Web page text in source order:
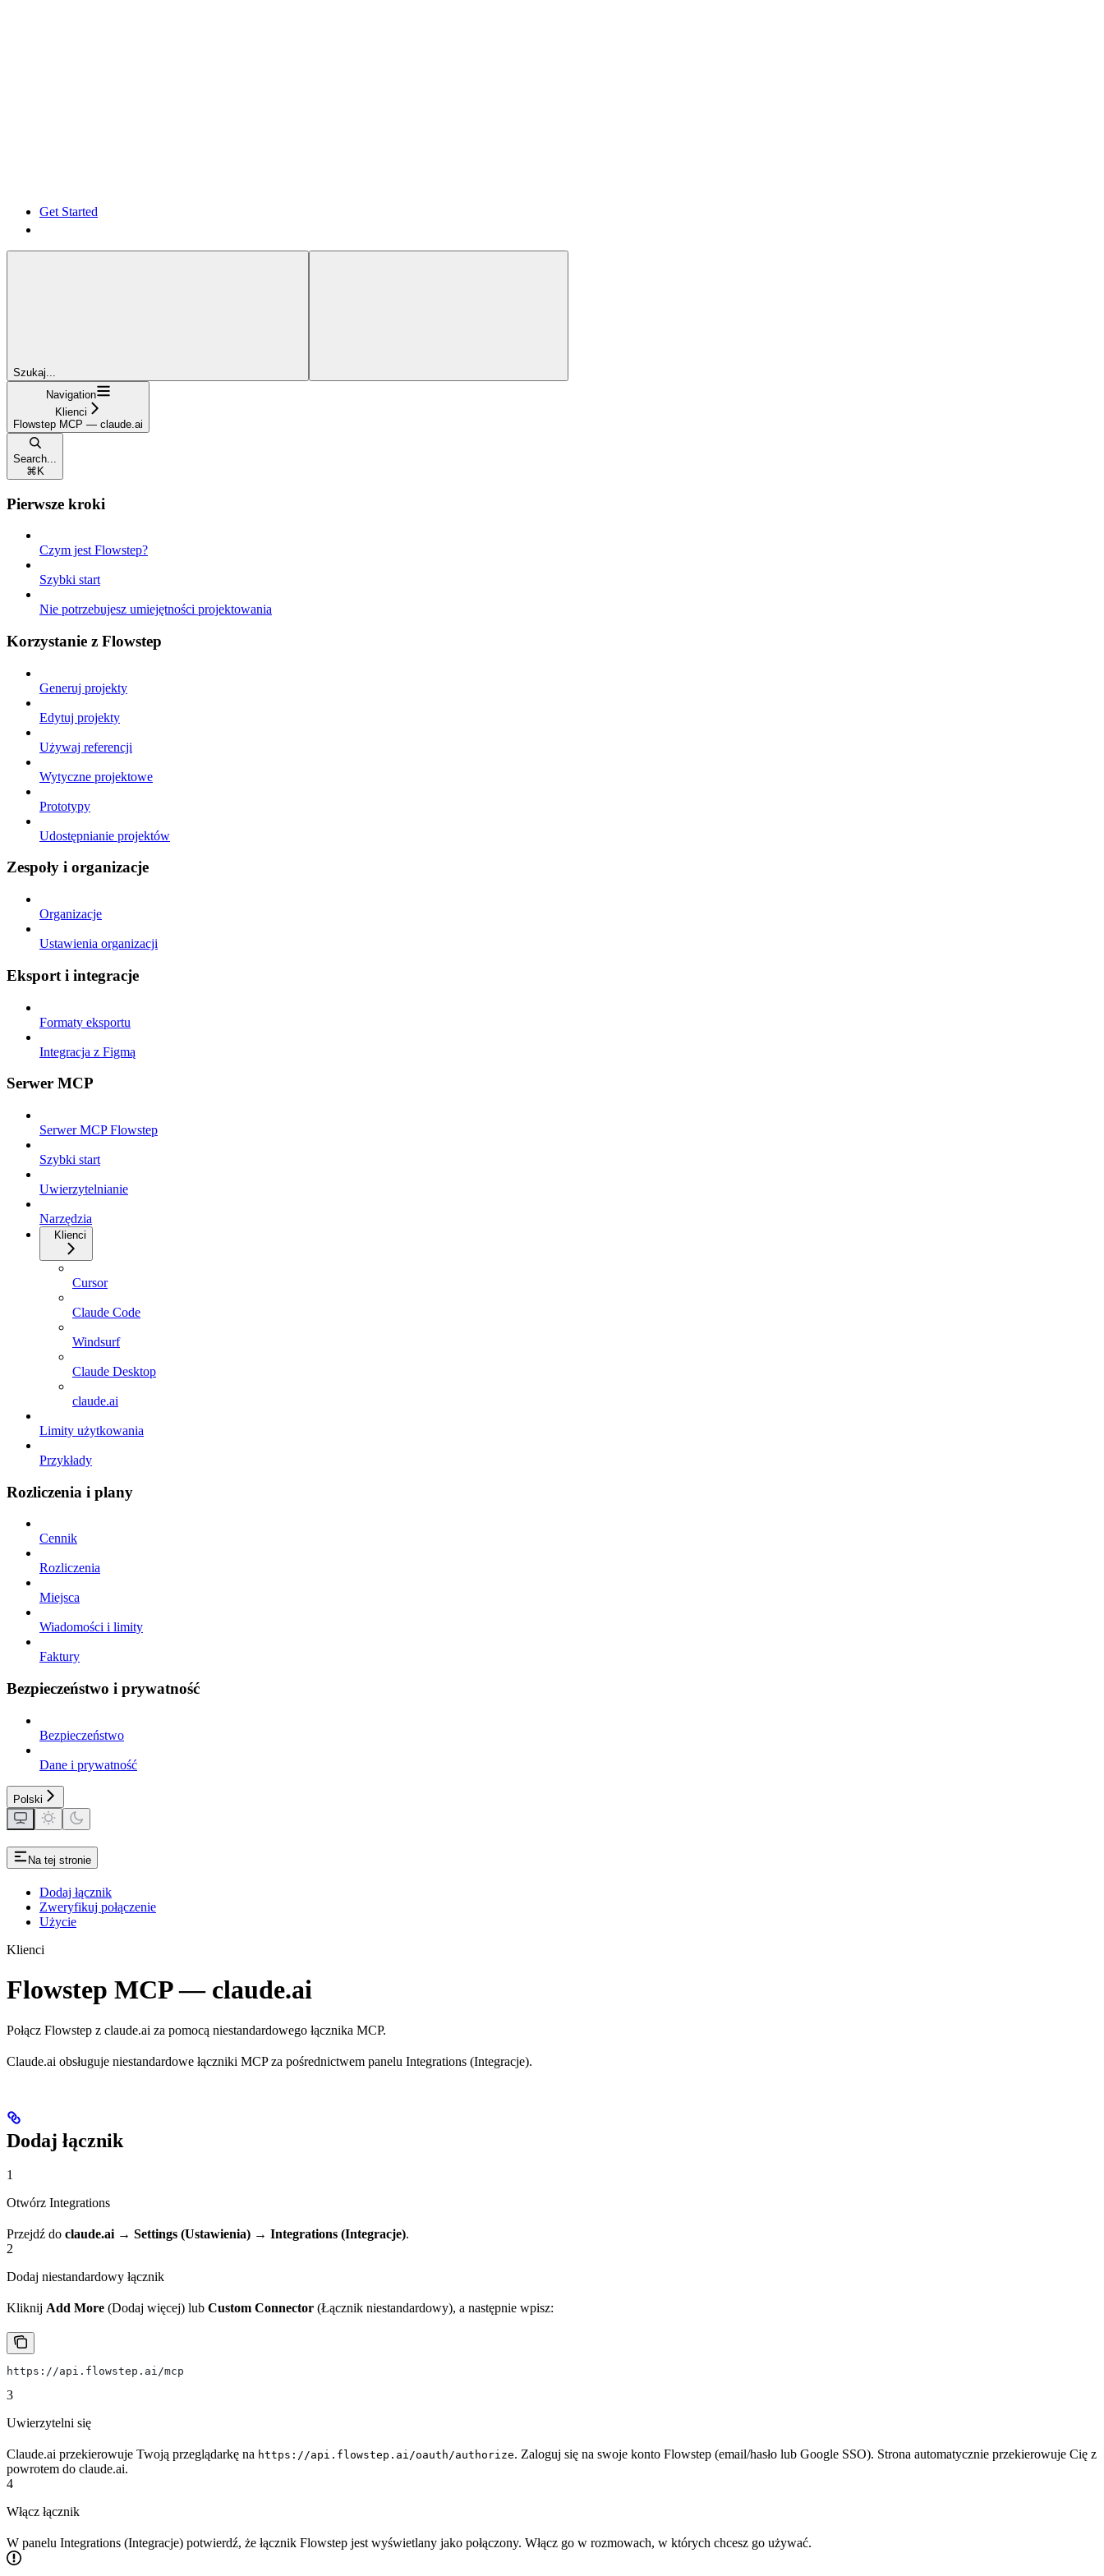
Get Started
Szukaj...
Navigation
Klienci
Flowstep MCP — claude.ai
Search...
⌘ K
Pierwsze kroki
Czym jest Flowstep?
Szybki start
Nie potrzebujesz umiejętności projektowania
Korzystanie z Flowstep
Generuj projekty
Edytuj projekty
Używaj referencji
Wytyczne projektowe
Prototypy
Udostępnianie projektów
Zespoły i organizacje
Organizacje
Ustawienia organizacji
Eksport i integracje
Formaty eksportu
Integracja z Figmą
Serwer MCP
Serwer MCP Flowstep
Szybki start
Uwierzytelnianie
Narzędzia
Klienci
Cursor
Claude Code
Windsurf
Claude Desktop
claude.ai
Limity użytkowania
Przykłady
Rozliczenia i plany
Cennik
Rozliczenia
Miejsca
Wiadomości i limity
Faktury
Bezpieczeństwo i prywatność
Bezpieczeństwo
Dane i prywatność
Polski
Na tej stronie
Dodaj łącznik
Zweryfikuj połączenie
Użycie
Klienci
Flowstep MCP — claude.ai
Połącz Flowstep z claude.ai za pomocą niestandardowego łącznika MCP.
Claude.ai obsługuje niestandardowe łączniki MCP za pośrednictwem panelu Integrations (Integracje).
Dodaj łącznik
1
Otwórz Integrations
Przejdź do claude.ai → Settings (Ustawienia) → Integrations (Integracje).
2
Dodaj niestandardowy łącznik
Kliknij Add More (Dodaj więcej) lub Custom Connector (Łącznik niestandardowy), a następnie wpisz:
https://api.flowstep.ai/mcp
3
Uwierzytelni się
Claude.ai przekierowuje Twoją przeglądarkę na https://api.flowstep.ai/oauth/authorize. Zaloguj się na swoje konto Flowstep (email/hasło lub Google SSO). Strona automatycznie przekierowuje Cię z
powrotem do claude.ai.
4
Włącz łącznik
W panelu Integrations (Integracje) potwierdź, że łącznik Flowstep jest wyświetlany jako połączony. Włącz go w rozmowach, w których chcesz go używać.